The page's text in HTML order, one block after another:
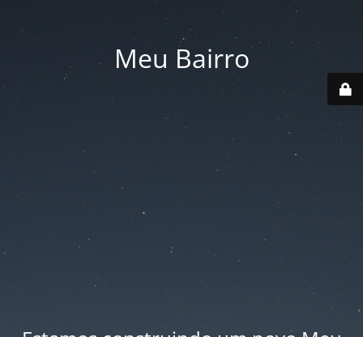
Meu Bairro